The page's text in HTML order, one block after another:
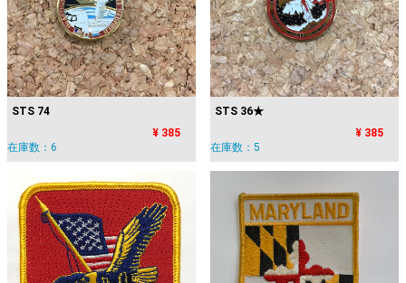
STS 74
¥ 385
在庫数：6
STS 36★
¥ 385
在庫数：5